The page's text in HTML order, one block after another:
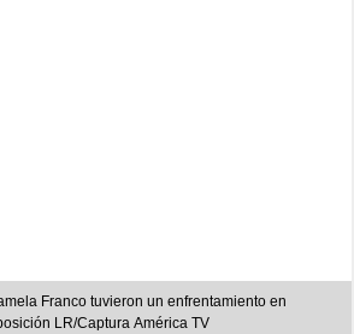
Franco tuvieron un enfrentamiento en
LR/Captura América TV